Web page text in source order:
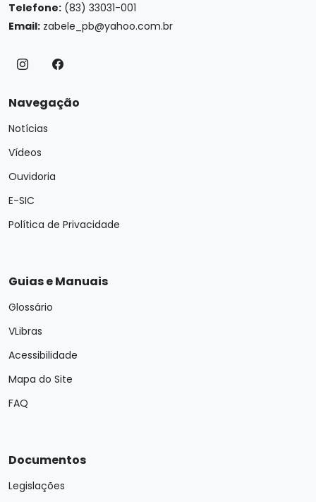
Telefone: (83) 33031-001
Email: zabele_pb@yahoo.com.br
Navegação
Notícias
Vídeos
Ouvidoria
E-SIC
Política de Privacidade
Guias e Manuais
Glossário
VLibras
Acessibilidade
Mapa do Site
FAQ
Documentos
Legislações